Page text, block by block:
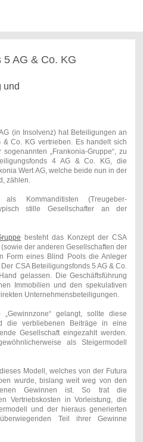
5 AG & Co. KG
und
(in Insolvenz) hat Beteiligungen an
Co. KG vertrieben. Es handelt sich
„Frankonia-Gruppe“, zu
4 AG & Co. KG, die
Wert AG, welche beide nun in der
zählen.
Kommanditisten (Treugeber-
stille Gesellschafter an der
besteht das Konzept der CSA
der anderen Gesellschaften der
Form eines Blind Pools die Anleger
CSA Beteiligungsfonds 5 AG & Co.
gelassen. Die Geschäftsführung
Immobilien und den spekulativen
Unternehmensbeteiligungen.
gelangt, sollte diese
die verbliebenen Beiträge in eine
Gesellschaft eingezahlt werden.
als Steigermodell
Modell, welches von der Futura
wurde, bislang weit weg von den
Gewinnen ist. So trat die
Vertriebskosten in Vorleistung, die
und der hieraus generierten
Teil ihrer Gewinne